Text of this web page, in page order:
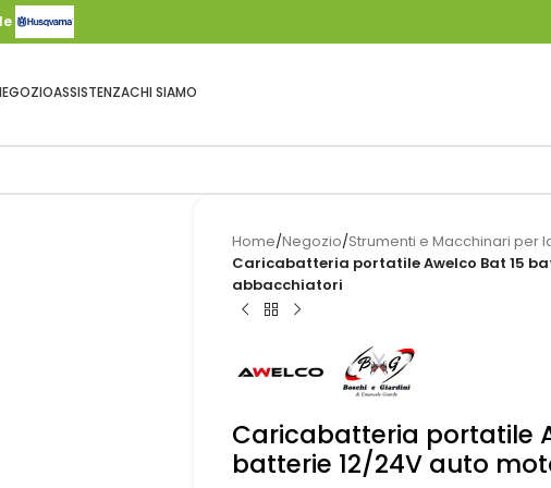
ASSISTENZACHI SIAMO
Home/Negozio/Strumenti e Macchinari per
Caricabatteria portatile Awelco Bat 15
abbacchiatori
Caricabatteria portatile
batterie 12/24V auto